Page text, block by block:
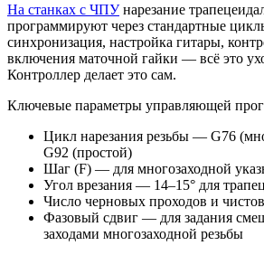
На станках с ЧПУнарезание
программируют через стандартные
синхронизация, настройка гитары,
включения маточной гайки — всё это
Контроллер делает это сам.
Ключевые параметры управляющей
Цикл нарезания резьбы — G76
G92 (простой)
Шаг (F) — для многозаходной
Угол врезания — 14–15° для
Число черновых проходов и
Фазовый сдвиг — для задания
заходами многозаходной резьбы